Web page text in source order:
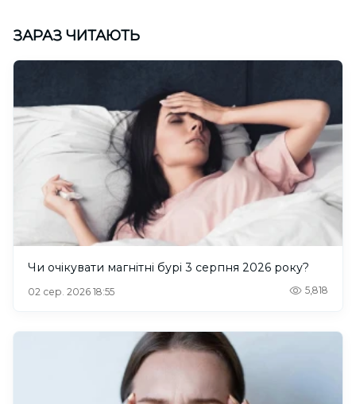
ЗАРАЗ ЧИТАЮТЬ
Чи очікувати магнітні бурі 3 серпня 2026 року?
02 сер. 2026 18:55 5,818